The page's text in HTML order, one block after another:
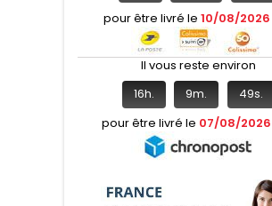
pour être livré le 10/08/2026
Il vous reste environ
16h. 9m. 48s.
pour être livré le 07/08/2026